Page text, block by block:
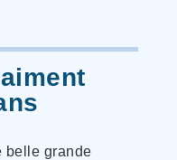
belle grande